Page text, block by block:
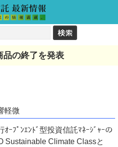
品の終了を発表
軽微
ｰﾌﾟﾝｴﾝﾄﾞ型投資信託ﾏﾈｰｼﾞｬｰの
Sustainable Climate Classと